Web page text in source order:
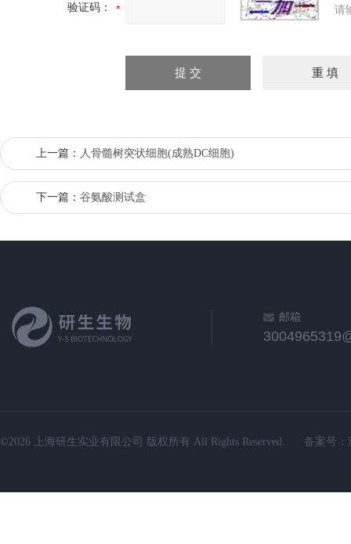
验证码： 请
上一篇： 人骨髓树突状细胞(成熟DC细胞)
下一篇： 谷氨酸测试盒
邮箱
©2026 上海研生实业有限公司 版权所有 All Rights Reserved. 备案号：